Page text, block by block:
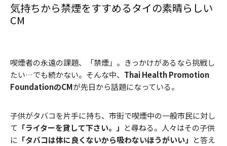
気持ちから禁煙をすすめるタイの素晴らしい
CM
喫煙者の永遠の課題、「禁煙」。きっかけがあるなら挑戦し
たい…でも続かない。そんな中、 Thai Health Promotion
FoundationのCMが先日から話題になっている。
子供がタバコを片手に持ち、市街で喫煙中の一般市民に対し
て 「ライターを貸して下さい。」 と尋ねる。人々はその子供
に 「タバコは体に良くないから吸わないほうがいい」 と答え